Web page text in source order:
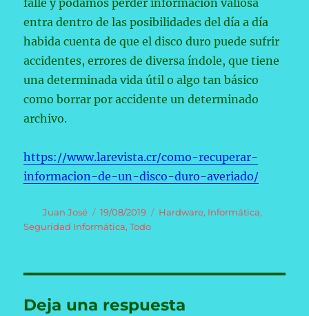
falle y podamos perder información valiosa
entra dentro de las posibilidades del día a día
habida cuenta de que el disco duro puede sufrir
accidentes, errores de diversa índole, que tiene
una determinada vida útil o algo tan básico
como borrar por accidente un determinado
archivo.
https://www.larevista.cr/como-recuperar-
informacion-de-un-disco-duro-averiado/
Autor
Juan José
Publicado
el
19/08/2019 Categorías
Hardware, Informática,
Seguridad Informática,Todo
Deja una respuesta